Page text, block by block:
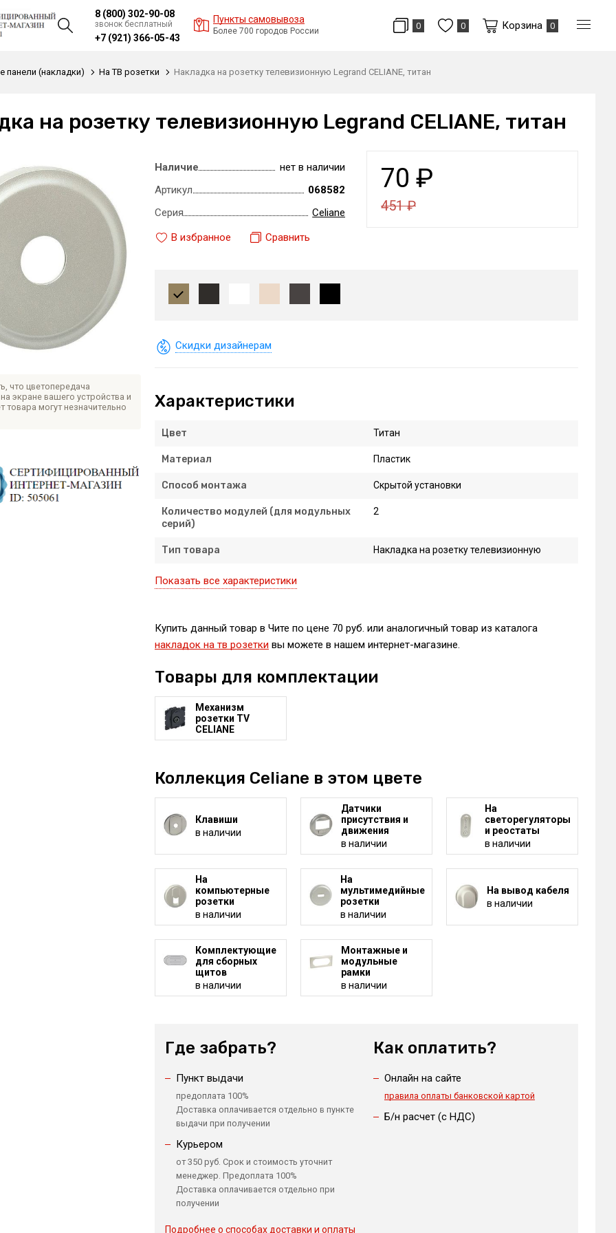
8 (800) 302-90-08
звонок бесплатный
+7 (921) 366-05-43
Пункты самовывоза
Более 700 городов России
0 0 Корзина 0
панели (накладки) На ТВ розетки Накладка на розетку телевизионную Legrand CELIANE, титан
на розетку телевизионную Legrand CELIANE, титан
что цветопередача
экране вашего устройства и
товара могут незначительно
70 ₽
451₽
Наличие
нет в наличии
Артикул
068582
Серия
Celiane
В избранное
Сравнить
Скидки дизайнерам
Характеристики
Цвет Титан
Материал Пластик
Способ монтажа Скрытой установки
Количество модулей (для модульных
серий)
2
Тип товара Накладка на розетку телевизионную
Показать все характеристики
Купить данный товар в Чите по цене 70 руб. или аналогичный товар из каталога
накладок на тв розетки вы можете в нашем интернет-магазине.
Товары для комплектации
Механизм
розетки TV
CELIANE
Коллекция Celiane в этом цвете
Клавиши
в наличии
Датчики
присутствия и
движения
в наличии
На
светорегуляторы
и реостаты
в наличии
На
компьютерные
розетки
в наличии
На
мультимедийные
розетки
в наличии
На вывод кабеля
в наличии
Комплектующие
для сборных
щитов
в наличии
Монтажные и
модульные
рамки
в наличии
Где забрать?
Пункт выдачи
предоплата 100%
Доставка оплачивается отдельно в пункте
выдачи при получении
Курьером
от 350 руб. Срок и стоимость уточнит
менеджер. Предоплата 100%
Доставка оплачивается отдельно при
получении
Подробнее о способах доставки и оплаты
Как оплатить?
Онлайн на сайте
правила оплаты банковской картой
Б/н расчет (c НДС)